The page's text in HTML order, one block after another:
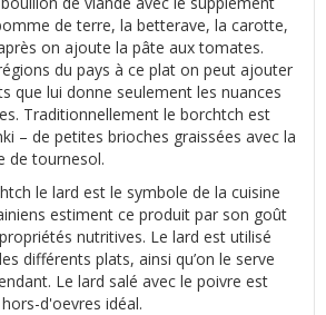
de terre, la betterave, la carotte,
on ajoute la pâte aux tomates.
du pays à ce plat on peut ajouter
que lui donne seulement les nuances
Traditionnellement le borchtch est
– de petites brioches graissées avec la
de tournesol.
le lard est le symbole de la cuisine
estiment ce produit par son goût
nutritives. Le lard est utilisé
différents plats, ainsi qu’on le serve
Le lard salé avec le poivre est
d'oevres idéal.